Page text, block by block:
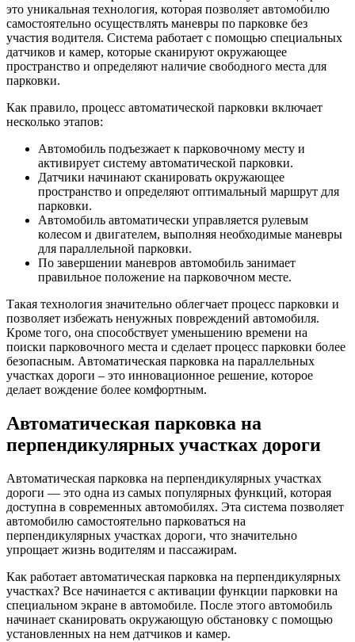
это уникальная технология, которая позволяет автомобилю
самостоятельно осуществлять маневры по парковке без
участия водителя. Система работает с помощью специальных
датчиков и камер, которые сканируют окружающее
пространство и определяют наличие свободного места для
парковки.
Как правило, процесс автоматической парковки включает
несколько этапов:
Автомобиль подъезжает к парковочному месту и
активирует систему автоматической парковки.
Датчики начинают сканировать окружающее
пространство и определяют оптимальный маршрут для
парковки.
Автомобиль автоматически управляется рулевым
колесом и двигателем, выполняя необходимые маневры
для параллельной парковки.
По завершении маневров автомобиль занимает
правильное положение на парковочном месте.
Такая технология значительно облегчает процесс парковки и
позволяет избежать ненужных повреждений автомобиля.
Кроме того, она способствует уменьшению времени на
поиски парковочного места и сделает процесс парковки более
безопасным. Автоматическая парковка на параллельных
участках дороги – это инновационное решение, которое
делает вождение более комфортным.
Автоматическая парковка на
перпендикулярных участках дороги
Автоматическая парковка на перпендикулярных участках
дороги — это одна из самых популярных функций, которая
доступна в современных автомобилях. Эта система позволяет
автомобилю самостоятельно парковаться на
перпендикулярных участках дороги, что значительно
упрощает жизнь водителям и пассажирам.
Как работает автоматическая парковка на перпендикулярных
участках? Все начинается с активации функции парковки на
специальном экране в автомобиле. После этого автомобиль
начинает сканировать окружающую обстановку с помощью
установленных на нем датчиков и камер.